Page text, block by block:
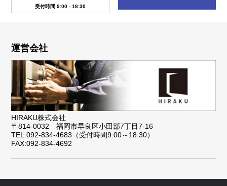
受付時間 9:00 - 18:30
運営会社
HIRAKU株式会社
〒814-0032 福岡市早良区小田部7丁目7-16
TEL:092-834-4683（受付時間9:00～18:30）
FAX:092-834-4692